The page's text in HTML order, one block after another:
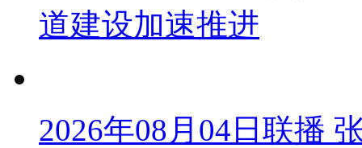
道建设加速推进
2026年08月04日联播